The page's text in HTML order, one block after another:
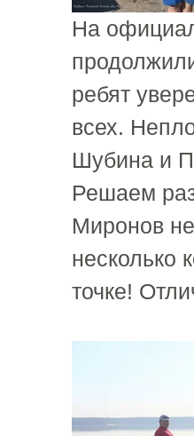
На
ребят
всех.
Шубина и
Решаем
Миронов
несколько
точке!